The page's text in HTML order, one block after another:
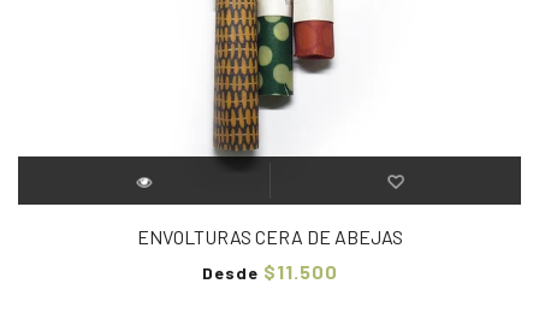
ENVOLTURAS CERA DE ABEJAS
Desde $11.500